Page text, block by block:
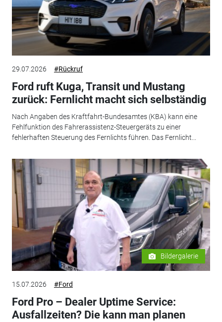
29.07.2026 #Rückruf
Ford ruft Kuga, Transit und Mustang
zurück: Fernlicht macht sich selbständig
Nach Angaben des Kraftfahrt-Bundesamtes (KBA) kann eine
Fehlfunktion des Fahrerassistenz-Steuergeräts zu einer
fehlerhaften Steuerung des Fernlichts führen. Das Fernlicht...
Bildergalerie
15.07.2026 #Ford
Ford Pro – Dealer Uptime Service:
Ausfallzeiten? Die kann man planen